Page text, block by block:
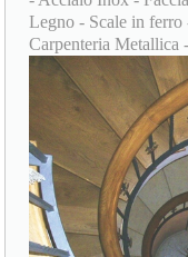
Legno - Scale in
Carpenteria Metallica